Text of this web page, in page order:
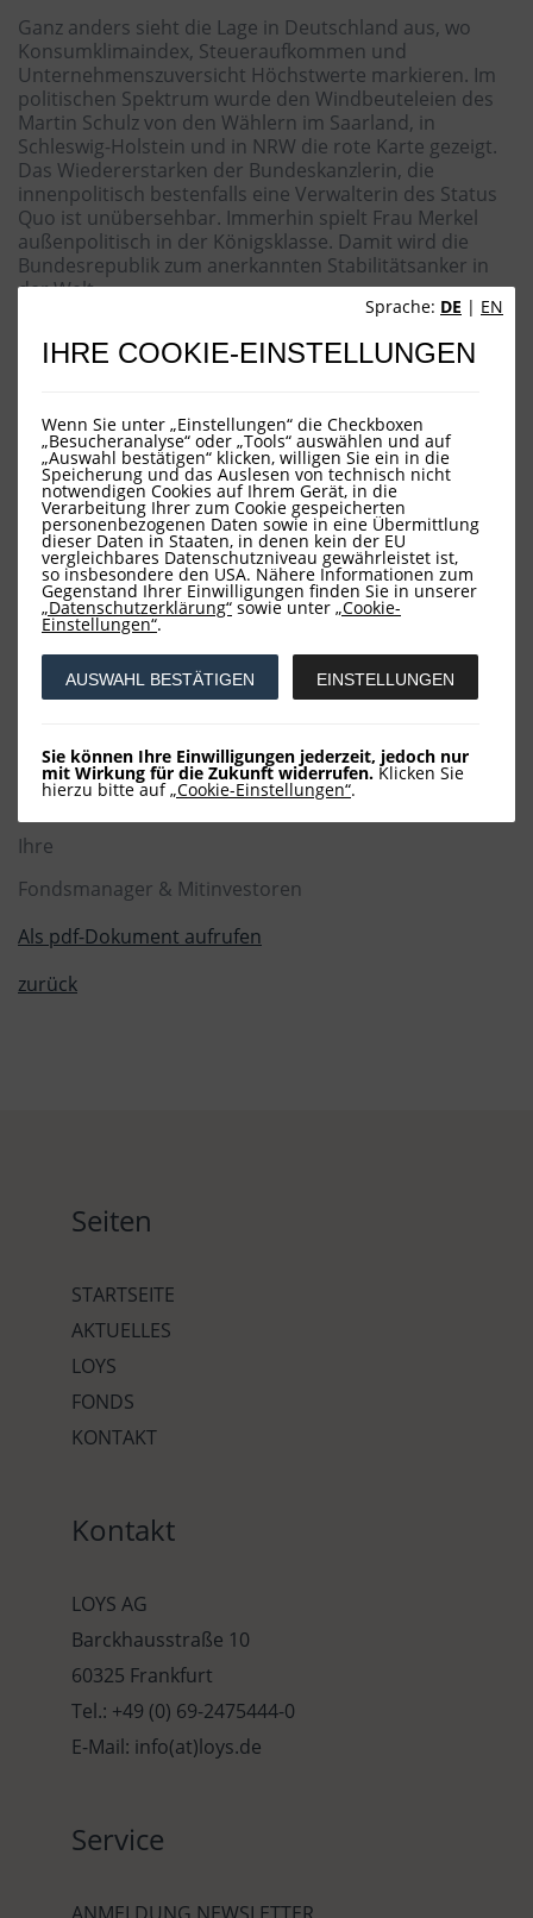
Sprache: DE | EN
IHRE COOKIE-EINSTELLUNGEN
Wenn Sie unter „Einstellungen“ die Checkboxen
„Besucheranalyse“ oder „Tools“ auswählen und auf
„Auswahl bestätigen“ klicken, willigen Sie ein in die
Speicherung und das Auslesen von technisch nicht
notwendigen Cookies auf Ihrem Gerät, in die
Verarbeitung Ihrer zum Cookie gespeicherten
personenbezogenen Daten sowie in eine Übermittlung
dieser Daten in Staaten, in denen kein der EU
vergleichbares Datenschutzniveau gewährleistet ist,
so insbesondere den USA. Nähere Informationen zum
Gegenstand Ihrer Einwilligungen finden Sie in unserer
„Datenschutzerklärung“ sowie unter „Cookie-
Einstellungen“.
AUSWAHL BESTÄTIGEN EINSTELLUNGEN
Sie können Ihre Einwilligungen jederzeit, jedoch nur
mit Wirkung für die Zukunft widerrufen. Klicken Sie
hierzu bitte auf„Cookie-Einstellungen“.
Ganz anders sieht die Lage in Deutschland aus, wo
Konsumklimaindex, Steueraufkommen und
Unternehmenszuversicht Höchstwerte markieren. Im
politischen Spektrum wurde den Windbeuteleien des
Martin Schulz von den Wählern im Saarland, in
Schleswig-Holstein und in NRW die rote Karte gezeigt.
Das Wiedererstarken der Bundeskanzlerin, die
innenpolitisch bestenfalls eine Verwalterin des Status
Quo ist unübersehbar. Immerhin spielt Frau Merkel
außenpolitisch in der Königsklasse. Damit wird die
Bundesrepublik zum anerkannten Stabilitätsanker in
der Welt.
nicht von dem Irrsal der Weltpolitik anfechten. Auch die
weiteres Ungemach über die Finanzmärkte zu bringen.
Entsprechend erfreulich entwickeln sich die fünf LOYS-
Fonds, die allesamt positive Wertentwicklungen
aufweisen. Anders als bei Zinsanlagen, die nunmehr
seit Jahren unattraktiv sind und bestenfalls Magerkost
bieten, waren an der Börse in diesem Jahr durchaus
zweistellige Zuwächse zu erzielen. Allem Anschein nach
löst sich langsam die Investitionsbremse der Anleger,
sodass weitere Zuflüsse an die Eigenkapitalmärkte
erwartet werden dürfen. Selbst aus der deutschen
Politik kommen erste Signale, denen zufolge bei der
betrieblichen Altersvorsorge ein Umsteuern Richtung
Einstieg in eine neue faktenbasierte Rentenpolitik. Auch
die private Altersvorsorge könnte solche Impulse gut
vertragen.
Ihre
Fondsmanager & Mitinvestoren
Als pdf-Dokument aufrufen
zurück
Seiten
STARTSEITE
AKTUELLES
LOYS
FONDS
KONTAKT
Kontakt
LOYS AG
Barckhausstraße 10
60325 Frankfurt
Tel.: +49 (0) 69-2475444-0
E-Mail: info(at)loys.de
Service